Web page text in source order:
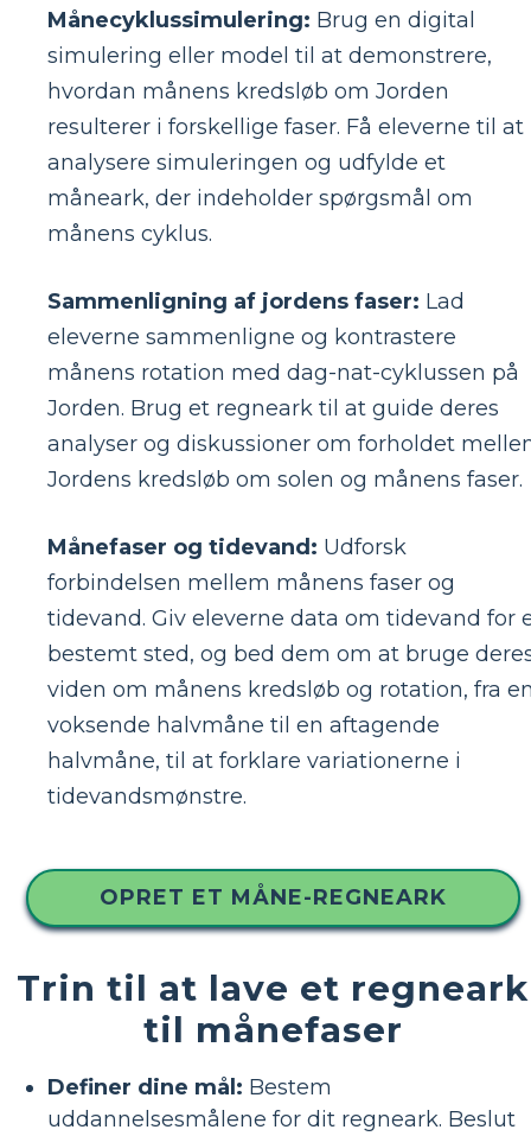
Månecyklussimulering: Brug en digital
simulering eller model til at demonstrere,
hvordan månens kredsløb om Jorden
resulterer i forskellige faser. Få eleverne til at
analysere simuleringen og udfylde et
måneark, der indeholder spørgsmål om
månens cyklus.
Sammenligning af jordens faser: Lad
eleverne sammenligne og kontrastere
månens rotation med dag-nat-cyklussen på
Jorden. Brug et regneark til at guide deres
analyser og diskussioner om forholdet
Jordens kredsløb om solen og månens faser.
Månefaser og tidevand: Udforsk
forbindelsen mellem månens faser og
tidevand. Giv eleverne data om tidevand for
bestemt sted, og bed dem om at bruge
viden om månens kredsløb og rotation, fra
voksende halvmåne til en aftagende
halvmåne, til at forklare variationerne i
tidevandsmønstre.
OPRET ET MÅNE-REGNEARK
Trin til at lave et regneark
til månefaser
Definer dine mål: Bestem
uddannelsesmålene for dit regneark. Beslut